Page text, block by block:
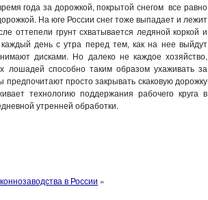
года за дорожкой, покрытой снегом все равно
На юге России снег тоже выпадает и лежит
оттепели грунт схватывается ледяной коркой и
день с утра перед тем, как на нее выйдут
дисками. Но далеко не каждое хозяйство,
способно таким образом ухаживать за
просто закрывать скаковую дорожку
технологию поддержания рабочего круга в
утренней обработки.
в России »